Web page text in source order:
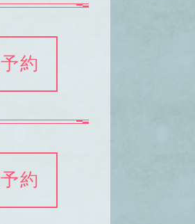
約
約